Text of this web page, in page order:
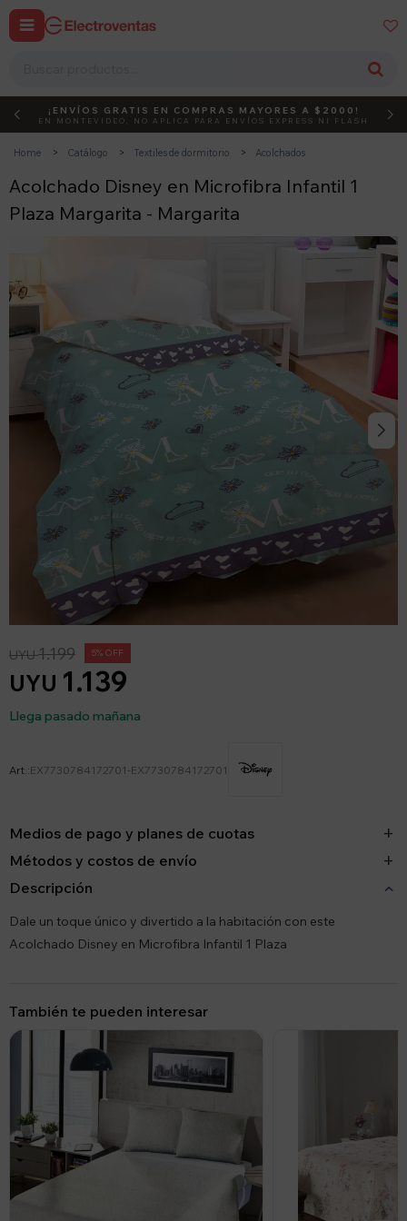
 
DEBUT ACTIVÁ EL CÓDIGO
¡ENVÍOS GRATIS EN COMPRAS MAYORES A $2000!
EN MONTEVIDEO, NO APLICA PARA ENVÍOS EXPRESS NI FLASH
Home Catálogo Textiles de dormitorio Acolchados
Acolchado Disney en Microfibra Infantil 1
Plaza Margarita - Margarita
UYU 1.139
UYU1.199 5
Llega pasado mañana
EX7730784172701-EX7730784172701
Medios de pago y planes de cuotas
Métodos y costos de envío
Descripción
Dale un toque único y divertido a la habitación con este
Acolchado Disney en Microfibra Infantil 1 Plaza
También te pueden interesar